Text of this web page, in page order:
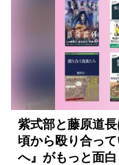
紫式部と藤原道
頃から殴り合っ
へ』がもっと面